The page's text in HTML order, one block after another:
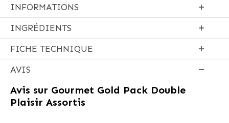
INFORMATIONS
INGRÉDIENTS
FICHE TECHNIQUE
AVIS
Avis sur Gourmet Gold Pack Double
Plaisir Assortis